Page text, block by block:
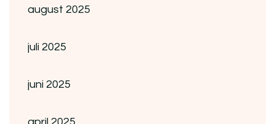
august 2025
juli 2025
juni 2025
april 2025